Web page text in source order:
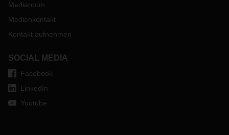
Mediaroom
Medienkontakt
Kontakt aufnehmen
SOCIAL MEDIA
Facebook
LinkedIn
Youtube